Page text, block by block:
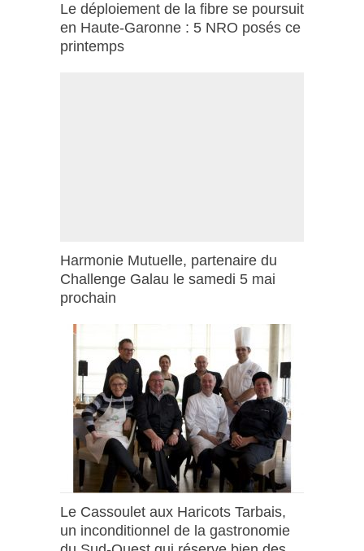
Le déploiement de la fibre se poursuit
en Haute-Garonne : 5 NRO posés ce
printemps
Harmonie Mutuelle, partenaire du
Challenge Galau le samedi 5 mai
prochain
Le Cassoulet aux Haricots Tarbais,
un inconditionnel de la gastronomie